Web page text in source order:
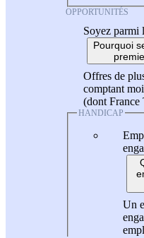
OPPORTUNITÉS
Soyez parmi
Pourquoi
Offres de
comptant
(dont France
HANDICAP
Un